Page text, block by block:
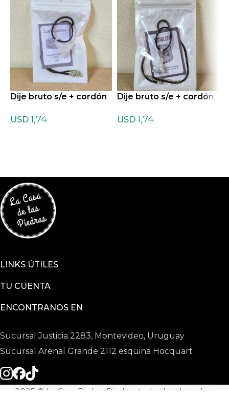
Dije bruto s/e + cordón
USD 1,74
Dije bruto s/e + cordón
USD 1,74
LINKS ÚTILES
TU CUENTA
ENCONTRANOS EN
Sucursal Justicia 2283, Montevideo, Uruguay
Sucursal Arenal Grande 2112 esquina Hocquart
2025 © La Casa De Las Piedras todos los derechos